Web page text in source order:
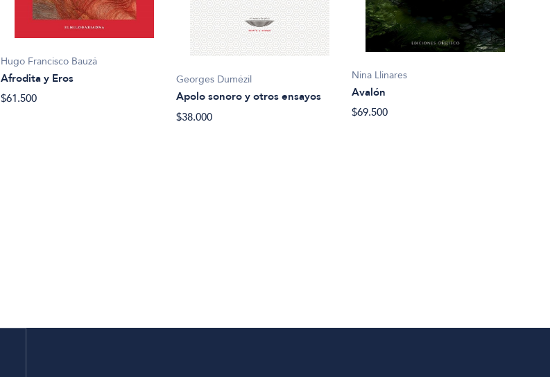
Hugo Francisco Bauzá
Afrodita y Eros
$61.500
Georges Dumézil
Apolo sonoro y otros ensayos
$38.000
Nina Llinares
Avalón
$69.500